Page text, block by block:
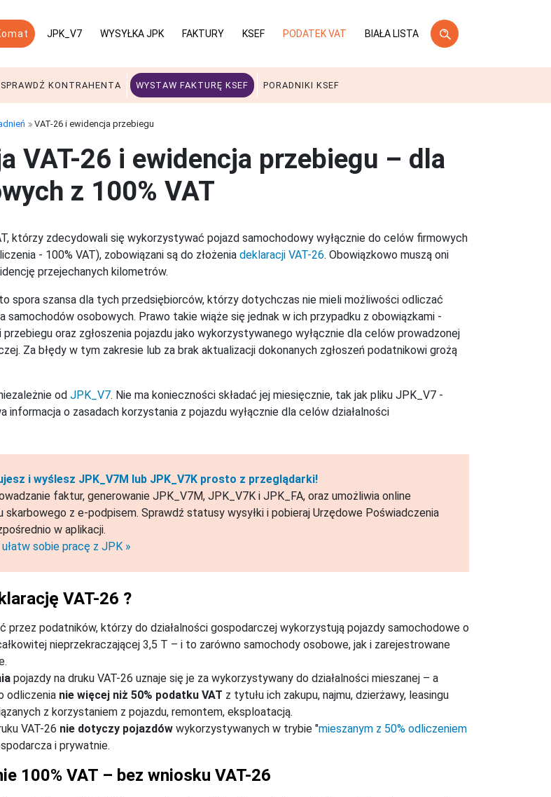
JPK_V7 WYSYŁKA JPK FAKTURY KSEF PODATEK VAT BIAŁA LISTA
SPRAWDŹ KONTRAHENTA WYSTAW FAKTURĘ KSEF PORADNIKI KSEF
VAT-26 i ewidencja przebiegu
VAT-26 i ewidencja przebiegu – dla
z 100% VAT
którzy zdecydowali się wykorzystywać pojazd samochodowy wyłącznie do celów firmowych
- 100% VAT), zobowiązani są do złożenia deklaracji VAT-26. Obowiązkowo muszą oni
przejechanych kilometrów.
spora szansa dla tych przedsiębiorców, którzy dotychczas nie mieli możliwości odliczać
samochodów osobowych. Prawo takie wiąże się jednak w ich przypadku z obowiązkami -
oraz zgłoszenia pojazdu jako wykorzystywanego wyłącznie dla celów prowadzonej
Za błędy w tym zakresie lub za brak aktualizacji dokonanych zgłoszeń podatnikowi grożą
od JPK_V7. Nie ma konieczności składać jej miesięcznie, tak jak pliku JPK_V7 -
informacja o zasadach korzystania z pojazdu wyłącznie dla celów działalności
i wyślesz JPK_V7M lub JPK_V7K prosto z przeglądarki!
faktur, generowanie JPK_V7M, JPK_V7K i JPK_FA, oraz umożliwia online
skarbowego z e-podpisem. Sprawdź statusy wysyłki i pobieraj Urzędowe Poświadczenia
w aplikacji.
sobie pracę z JPK »
VAT-26 ?
przez podatników, którzy do działalności gospodarczej wykorzystują pojazdy samochodowe o
nieprzekraczającej 3,5 T – i to zarówno samochody osobowe, jak i zarejestrowane
pojazdy na druku VAT-26 uznaje się je za wykorzystywany do działalności mieszanej – a
odliczenia nie więcej niż 50% podatku VAT z tytułu ich zakupu, najmu, dzierżawy, leasingu
z korzystaniem z pojazdu, remontem, eksploatacją.
VAT-26 nie dotyczy pojazdów wykorzystywanych w trybie "mieszanym z 50% odliczeniem
i prywatnie.
100% VAT – bez wniosku VAT-26